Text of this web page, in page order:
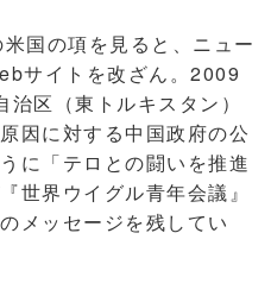
国の項を見ると、ニュー
サイトを改ざん。2009
区（東トルキスタン）
因に対する中国政府の公
に「テロとの闘いを推進
世界ウイグル青年会議』
メッセージを残してい